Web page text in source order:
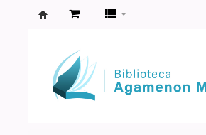
Agamenon
Magalhães